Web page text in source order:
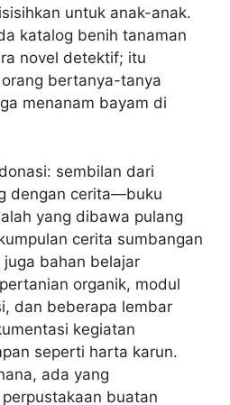
untuk anak-anak.
katalog benih tanaman
novel detektif; itu
bertanya-tanya
menanam bayam di
sembilan dari
dengan cerita—buku
yang dibawa pulang
cerita sumbangan
bahan belajar
organik, modul
dan beberapa lembar
kegiatan
seperti harta karun.
ada yang
buatan